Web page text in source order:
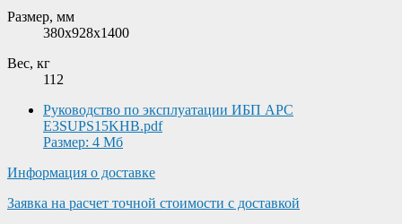
Размер, мм
380х928х1400
Вес, кг
112
Руководство по эксплуатации ИБП APC
E3SUPS15KHB.pdf
Размер: 4 Мб
Информация о доставке
Заявка на расчет точной стоимости с доставкой